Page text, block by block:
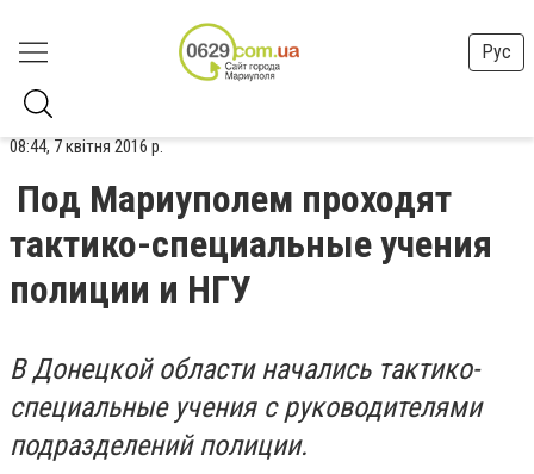
Рус
08:44, 7 квітня 2016 р.
Под Мариуполем проходят
тактико-специальные учения
полиции и НГУ
В Донецкой области начались тактико-
специальные учения с руководителями
подразделений полиции.